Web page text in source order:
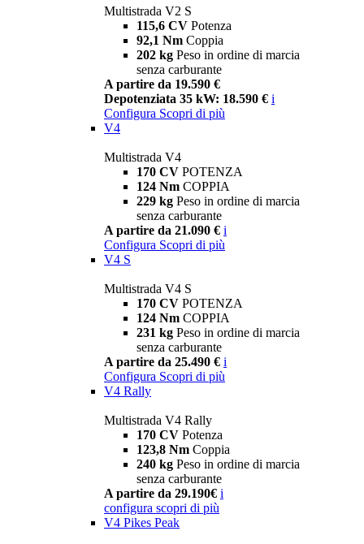
Multistrada V2 S
115,6 CV Potenza
92,1 Nm Coppia
202 kg Peso in ordine di marcia
senza carburante
A partire da 19.590 €
Depotenziata 35 kW: 18.590 € i
Configura Scopri di più
V4
Multistrada V4
170 CV POTENZA
124 Nm COPPIA
229 kg Peso in ordine di marcia
senza carburante
A partire da 21.090 € i
Configura Scopri di più
V4 S
Multistrada V4 S
170 CV POTENZA
124 Nm COPPIA
231 kg Peso in ordine di marcia
senza carburante
A partire da 25.490 € i
Configura Scopri di più
V4 Rally
Multistrada V4 Rally
170 CV Potenza
123,8 Nm Coppia
240 kg Peso in ordine di marcia
senza carburante
A partire da 29.190€ i
configura scopri di più
V4 Pikes Peak